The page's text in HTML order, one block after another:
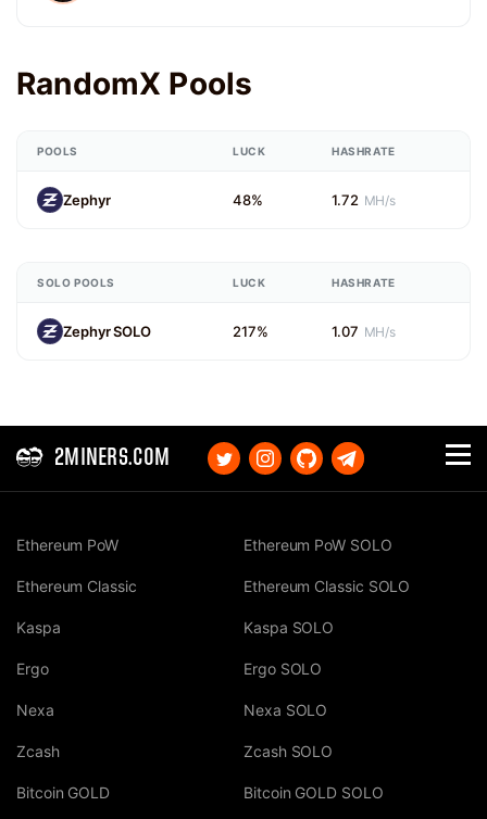
RandomX Pools
POOLS LUCK HASHRATE
Zephyr 48% 1.72 MH/s
SOLO POOLS LUCK HASHRATE
Zephyr SOLO 217% 1.07 MH/s
2MINERS.COM
Ethereum PoW
Ethereum Classic
Kaspa
Ergo
Nexa
Zcash
Bitcoin GOLD
Ethereum PoW SOLO
Ethereum Classic SOLO
Kaspa SOLO
Ergo SOLO
Nexa SOLO
Zcash SOLO
Bitcoin GOLD SOLO